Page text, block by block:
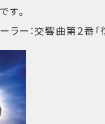
す。
ー：交響曲第２番「